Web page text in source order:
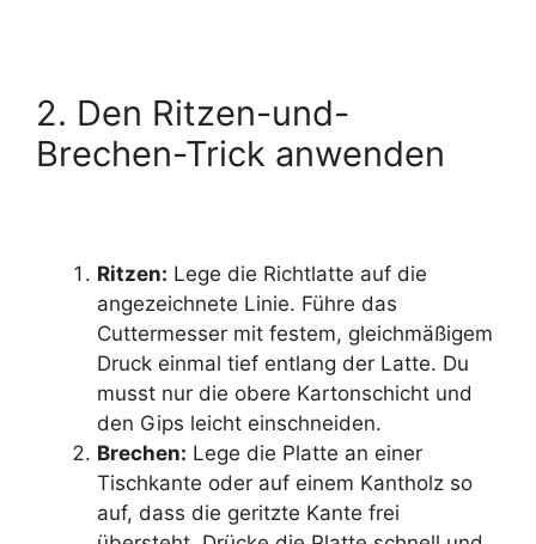
2. Den Ritzen-und-
Brechen-Trick anwenden
Ritzen: Lege die Richtlatte auf die
angezeichnete Linie. Führe das
Cuttermesser mit festem, gleichmäßigem
Druck einmal tief entlang der Latte. Du
musst nur die obere Kartonschicht und
den Gips leicht einschneiden.
Brechen: Lege die Platte an einer
Tischkante oder auf einem Kantholz so
auf, dass die geritzte Kante frei